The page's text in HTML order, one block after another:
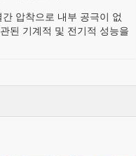
압착으로 내부 공극이 없
된 기계적 및 전기적 성능을